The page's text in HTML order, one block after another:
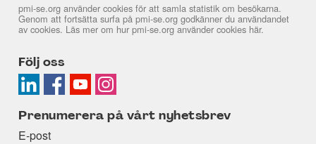
pmi-se.org använder cookies för att samla statistik om besökarna.
Genom att fortsätta surfa på pmi-se.org godkänner du användandet
av cookies. Läs mer om hur pmi-se.org använder cookies här.
Följ oss
Prenumerera på vårt nyhetsbrev
E-post